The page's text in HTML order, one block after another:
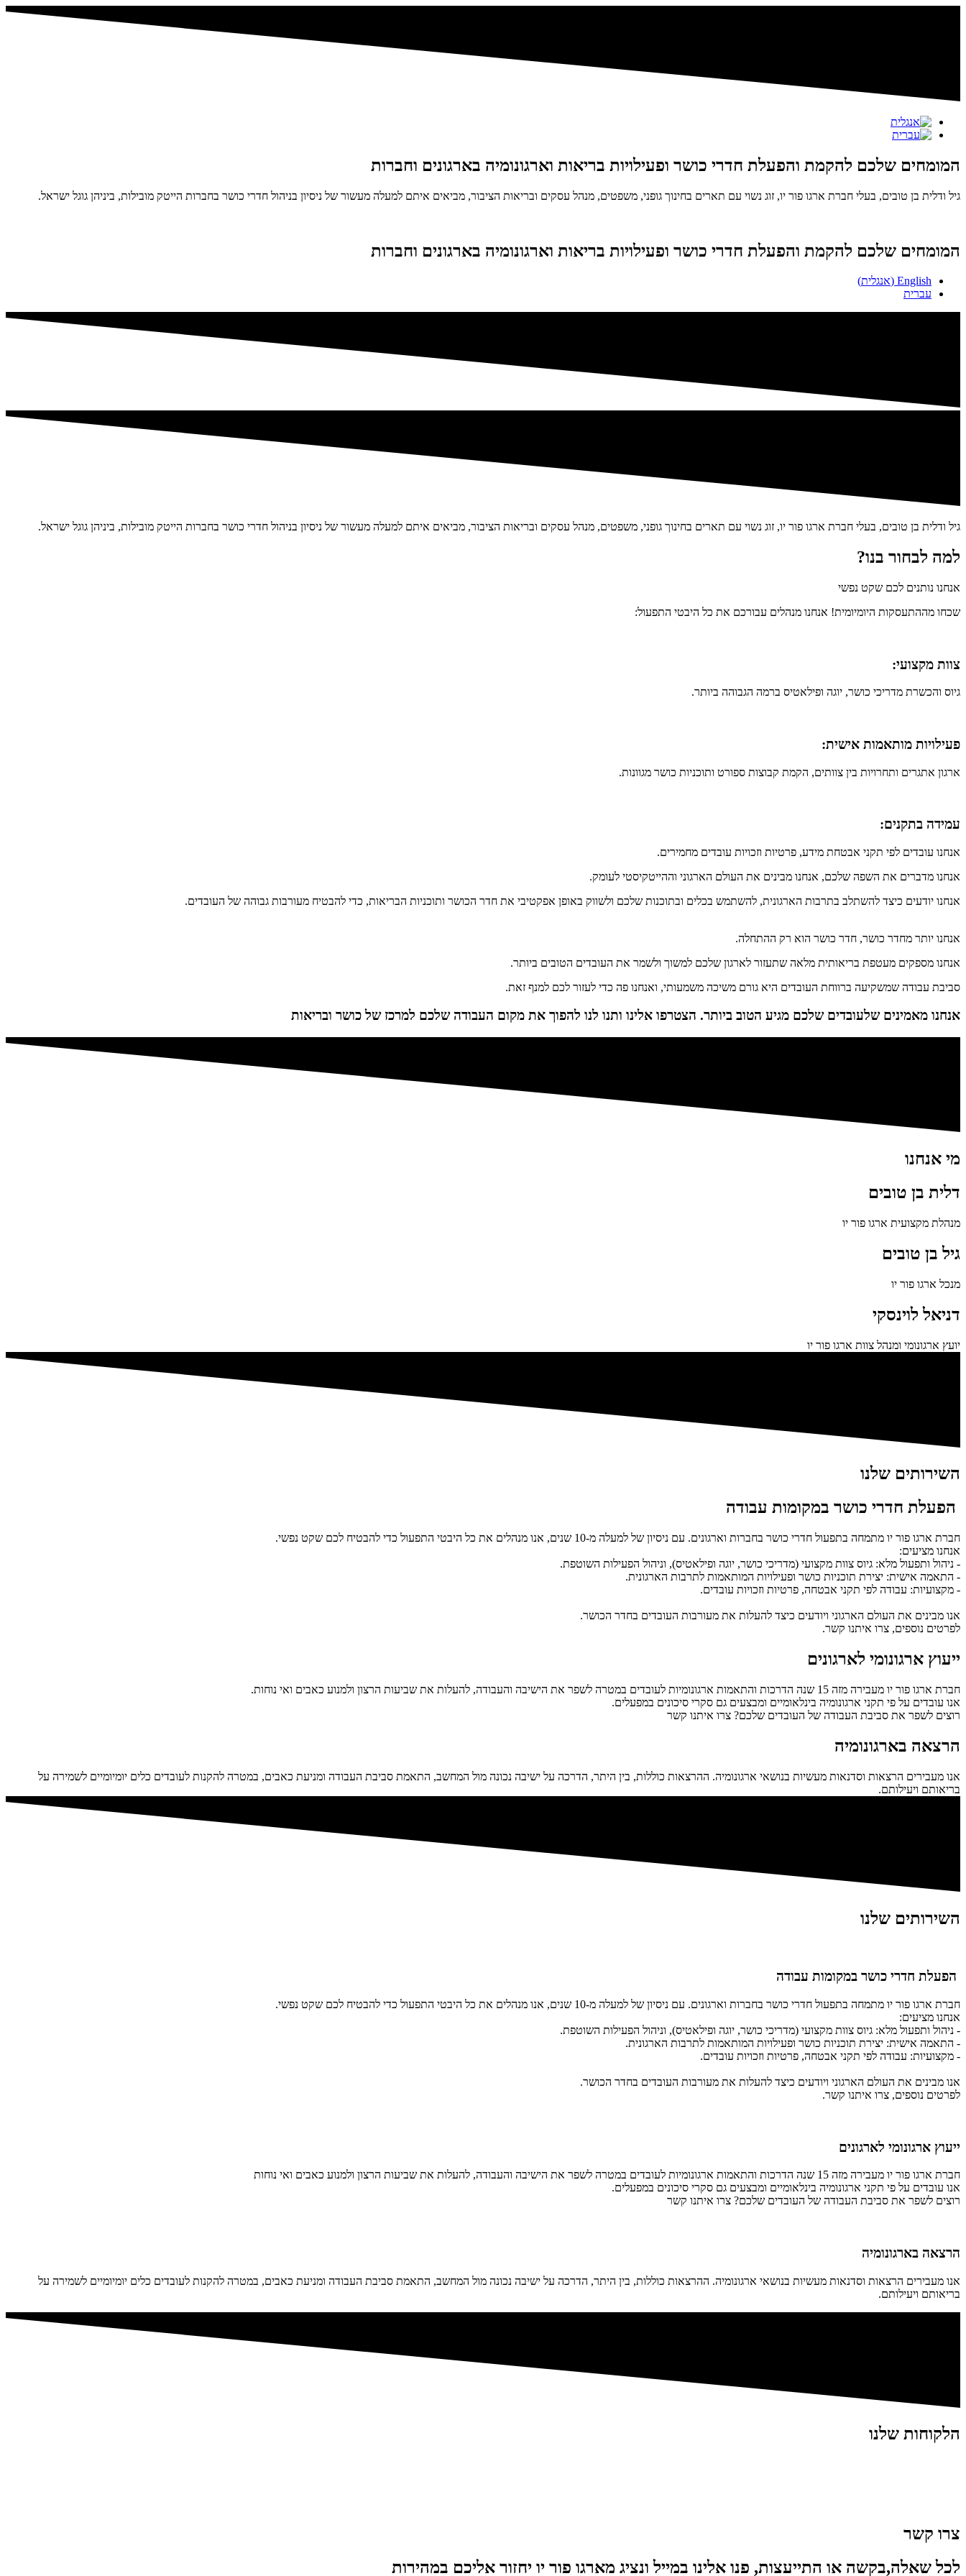
המומחים שלכם להקמת והפעלת חדרי כושר ופעילויות בריאות וארגונומיה בארגונים וחברות
גיל ודלית בן טובים, בעלי חברת ארגו פור יו, זוג נשוי עם תארים בחינוך גופני, משפטים, מנהל עסקים ובריאות הציבור, מביאים איתם למעלה מעשור של ניסיון בניהול חדרי כושר בחברות הייטק מובילות, ביניהן גוגל ישראל.
המומחים שלכם להקמת והפעלת חדרי כושר ופעילויות בריאות וארגונומיה בארגונים וחברות
English
(אנגלית)
עברית
גיל ודלית בן טובים, בעלי חברת ארגו פור יו, זוג נשוי עם תארים בחינוך גופני, משפטים, מנהל עסקים ובריאות הציבור, מביאים איתם למעלה מעשור של ניסיון בניהול חדרי כושר בחברות הייטק מובילות, ביניהן גוגל ישראל.
למה לבחור בנו?
אנחנו נותנים לכם שקט נפשי
שכחו מההתעסקות היומיומית! אנחנו מנהלים עבורכם את כל היבטי התפעול:
צוות מקצועי:
גיוס והכשרת מדריכי כושר, יוגה ופילאטיס ברמה הגבוהה ביותר.
פעילויות מותאמות אישית:
ארגון אתגרים ותחרויות בין צוותים, הקמת קבוצות ספורט ותוכניות כושר מגוונות.
עמידה בתקנים:
אנחנו עובדים לפי תקני אבטחת מידע, פרטיות וזכויות עובדים מחמירים.
אנחנו מדברים את השפה שלכם, אנחנו מבינים את העולם הארגוני וההייטקיסטי לעומק.
אנחנו יודעים כיצד להשתלב בתרבות הארגונית, להשתמש בכלים ובתוכנות שלכם ולשווק באופן אפקטיבי את חדר הכושר ותוכניות הבריאות, כדי להבטיח מעורבות גבוהה של העובדים.
אנחנו יותר מחדר כושר, חדר כושר הוא רק ההתחלה.
אנחנו מספקים מעטפת בריאותית מלאה שתעזור לארגון שלכם למשוך ולשמר את העובדים הטובים ביותר.
סביבת עבודה שמשקיעה ברווחת העובדים היא גורם משיכה משמעותי, ואנחנו פה כדי לעזור לכם למנף זאת.
אנחנו מאמינים שלעובדים שלכם מגיע הטוב ביותר. הצטרפו אלינו ותנו לנו להפוך את מקום העבודה שלכם למרכז של כושר ובריאות
מי אנחנו
דלית בן טובים
מנהלת מקצועית ארגו פור יו
גיל בן טובים
מנכל ארגו פור יו
דניאל לוינסקי
יועץ ארגונומי ומנהל צוות ארגו פור יו
השירותים שלנו
הפעלת חדרי כושר במקומות עבודה
חברת ארגו פור יו מתמחה בתפעול חדרי כושר בחברות וארגונים. עם ניסיון של למעלה מ-10 שנים, אנו מנהלים את כל היבטי התפעול כדי להבטיח לכם שקט נפשי.
אנחנו מציעים:
- ניהול ותפעול מלא: גיוס צוות מקצועי (מדריכי כושר, יוגה ופילאטיס), וניהול הפעילות השוטפת.
- התאמה אישית: יצירת תוכניות כושר ופעילויות המותאמות לתרבות הארגונית.
- מקצועיות: עבודה לפי תקני אבטחה, פרטיות וזכויות עובדים.
אנו מבינים את העולם הארגוני ויודעים כיצד להעלות את מעורבות העובדים בחדר הכושר.
לפרטים נוספים, צרו איתנו קשר.
ייעוץ ארגונומי לארגונים
חברת ארגו פור יו מעבירה מזה 15 שנה הדרכות והתאמות ארגונומיות לעובדים במטרה לשפר את הישיבה והעבודה, להעלות את שביעות הרצון ולמנוע כאבים ואי נוחות.
אנו עובדים על פי תקני ארגונומיה בינלאומיים ומבצעים גם סקרי סיכונים במפעלים.
רוצים לשפר את סביבת העבודה של העובדים שלכם? צרו איתנו קשר
הרצאה בארגונומיה
אנו מעבירים הרצאות וסדנאות מעשיות בנושאי ארגונומיה. ההרצאות כוללות, בין היתר, הדרכה על ישיבה נכונה מול המחשב, התאמת סביבת העבודה ומניעת כאבים, במטרה להקנות לעובדים כלים יומיומיים לשמירה על
בריאותם ויעילותם.
השירותים שלנו
הפעלת חדרי כושר במקומות עבודה
חברת ארגו פור יו מתמחה בתפעול חדרי כושר בחברות וארגונים. עם ניסיון של למעלה מ-10 שנים, אנו מנהלים את כל היבטי התפעול כדי להבטיח לכם שקט נפשי.
אנחנו מציעים:
- ניהול ותפעול מלא: גיוס צוות מקצועי (מדריכי כושר, יוגה ופילאטיס), וניהול הפעילות השוטפת.
- התאמה אישית: יצירת תוכניות כושר ופעילויות המותאמות לתרבות הארגונית.
- מקצועיות: עבודה לפי תקני אבטחה, פרטיות וזכויות עובדים.
אנו מבינים את העולם הארגוני ויודעים כיצד להעלות את מעורבות העובדים בחדר הכושר.
לפרטים נוספים, צרו איתנו קשר.
ייעוץ ארגונומי לארגונים
חברת ארגו פור יו מעבירה מזה 15 שנה הדרכות והתאמות ארגונומיות לעובדים במטרה לשפר את הישיבה והעבודה, להעלות את שביעות הרצון ולמנוע כאבים ואי נוחות
אנו עובדים על פי תקני ארגונומיה בינלאומיים ומבצעים גם סקרי סיכונים במפעלים.
רוצים לשפר את סביבת העבודה של העובדים שלכם? צרו איתנו קשר
הרצאה בארגונומיה
אנו מעבירים הרצאות וסדנאות מעשיות בנושאי ארגונומיה. ההרצאות כוללות, בין היתר, הדרכה על ישיבה נכונה מול המחשב, התאמת סביבת העבודה ומניעת כאבים, במטרה להקנות לעובדים כלים יומיומיים לשמירה על
בריאותם ויעילותם.
הלקוחות שלנו
צרו קשר
לכל שאלה,בקשה או התייעצות, פנו אלינו במייל ונציג מארגו פור יו יחזור אליכם במהירות